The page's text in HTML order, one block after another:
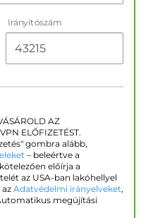
Irányítószám
AZ
ELŐFIZETÉST.
gombra alább,
– beleértve a
előírja a
az USA-ban lakóhellyel
az Adatvédelmi irányelveket,
megújítási